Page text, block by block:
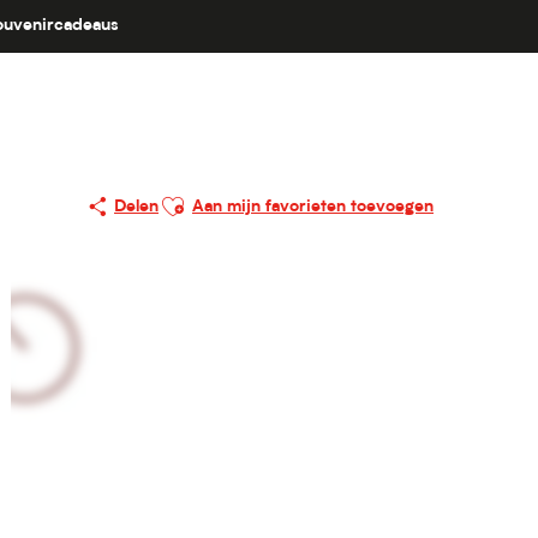
Delen
Ajouter aux favoris
Aan mijn favorieten toevoegen